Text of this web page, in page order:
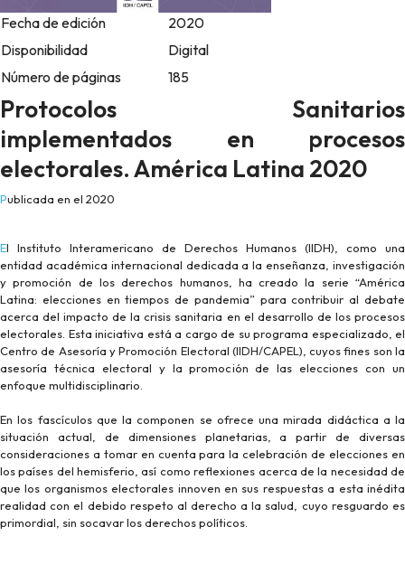
Fecha de edición
2020
Disponibilidad
Digital
Número de páginas
185
Protocolos Sanitarios
implementados en procesos
electorales. América Latina 2020
Publicada en el 2020
El Instituto Interamericano de Derechos Humanos (IIDH), como una
entidad académica internacional dedicada a la enseñanza, investigación
y promoción de los derechos humanos, ha creado la serie “América
Latina: elecciones en tiempos de pandemia” para contribuir al debate
acerca del impacto de la crisis sanitaria en el desarrollo de los procesos
electorales. Esta iniciativa está a cargo de su programa especializado, el
Centro de Asesoría y Promoción Electoral (IIDH/CAPEL), cuyos fines son la
asesoría técnica electoral y la promoción de las elecciones con un
enfoque multidisciplinario.
En los fascículos que la componen se ofrece una mirada didáctica a la
situación actual, de dimensiones planetarias, a partir de diversas
consideraciones a tomar en cuenta para la celebración de elecciones en
los países del hemisferio, así como reflexiones acerca de la necesidad de
que los organismos electorales innoven en sus respuestas a esta inédita
realidad con el debido respeto al derecho a la salud, cuyo resguardo es
primordial, sin socavar los derechos políticos.